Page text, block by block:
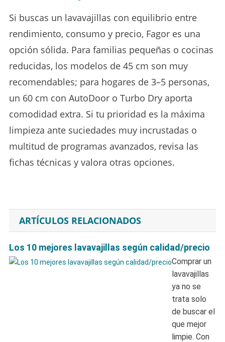
Si buscas un lavavajillas con equilibrio entre
rendimiento, consumo y precio, Fagor es una
opción sólida. Para familias pequeñas o cocinas
reducidas, los modelos de 45 cm son muy
recomendables; para hogares de 3–5 personas,
un 60 cm con AutoDoor o Turbo Dry aporta
comodidad extra. Si tu prioridad es la máxima
limpieza ante suciedades muy incrustadas o
multitud de programas avanzados, revisa las
fichas técnicas y valora otras opciones.
ARTÍCULOS RELACIONADOS
Los 10 mejores lavavajillas según calidad/precio
Comprar un
lavavajillas
ya no se
trata solo
de buscar el
que mejor
limpie. Con